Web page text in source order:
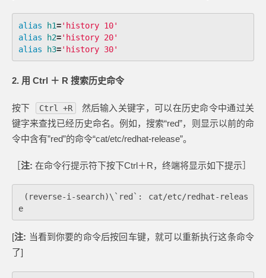
alias h1='history 10'
alias
h2='history 20'
alias
h3='history 30'
2. 用 Ctrl ＋ R 搜索历史命令
按下 Ctrl +R
然后输入关键字，可以在历史命令中通过关
键字来查找已经历史命名。例如，搜索“red”，则显示以前的命
令中含有”red”的命令“cat/etc/redhat-release”。
注: 在命令行提示符下按下Ctrl＋R，终端将显示如下提示］
e
[注: 当看到你要的命令后按回车键，就可以重新执行这条命令
了]